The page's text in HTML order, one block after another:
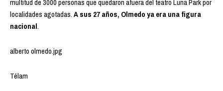
localidades agotadas.A sus 27 años, Olmedo ya era una figura
nacional.
alberto olmedo.jpg
Télam